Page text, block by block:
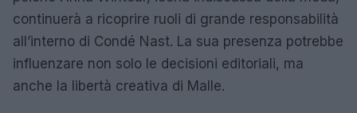
continuerà a ricoprire ruoli di grande responsabilità
all’interno di Condé Nast. La sua presenza potrebbe
influenzare non solo le decisioni editoriali, ma
anche la libertà creativa di Malle.